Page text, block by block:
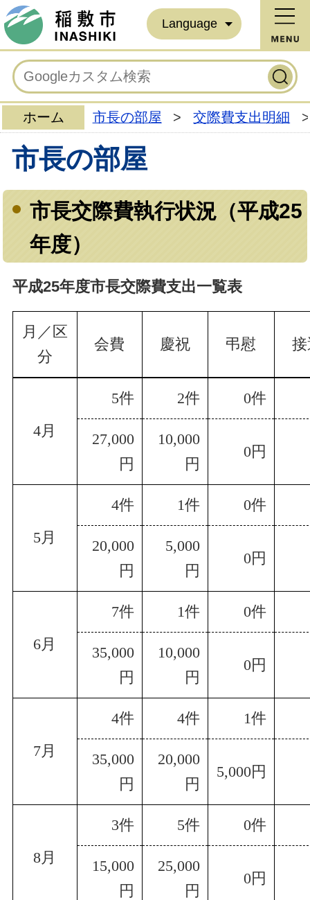
Language
ホーム 市長の部屋 > 交際費支出明細 >
市長の部屋
市長交際費執行状況（平成25
年度）
平成25年度市長交際費支出一覧表
月／区
分
会費 慶祝 弔慰
4月
5件 2件 0件
27,000
円
10,000
円
0円
5月
4件 1件 0件
20,000
円
5,000
円
0円
6月
7件 1件 0件
35,000
円
10,000
円
0円
7月
4件 4件 1件
35,000
円
20,000
円
5,000円
8月
3件 5件 0件
15,000
円
25,000
円
0円